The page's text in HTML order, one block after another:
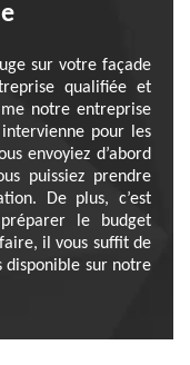
sur votre façade
qualifiée et
notre entreprise
pour les
envoyiez d’abord
puissiez prendre
De plus, c’est
le budget
il vous suffit de
sur notre